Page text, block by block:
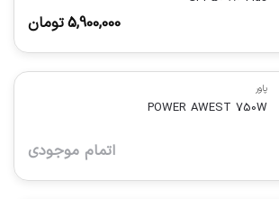
5,900,000تومان
پاور
POWER AWEST 750W
اتمام موجودی